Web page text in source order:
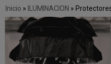
Inicio » ILUMINACION »